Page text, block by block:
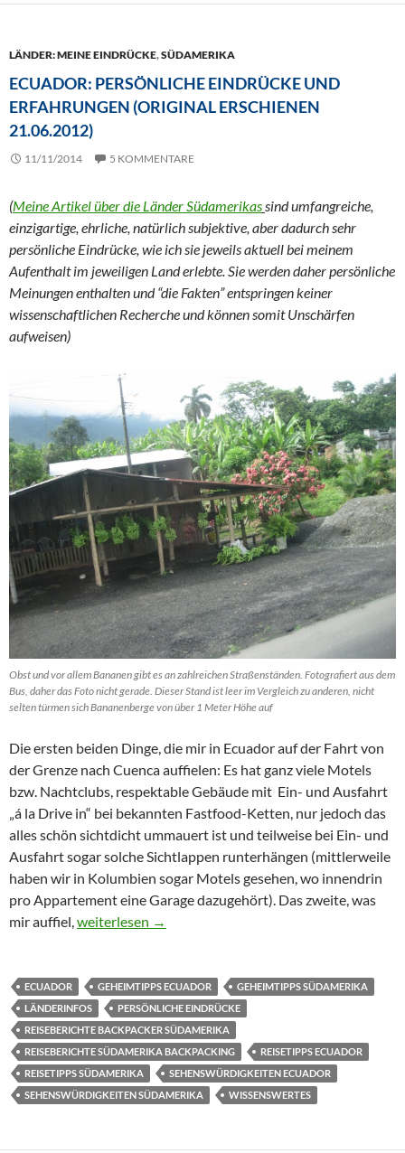
LÄNDER: MEINE EINDRÜCKE,SÜDAMERIKA
ECUADOR: PERSÖNLICHE EINDRÜCKE UND
ERFAHRUNGEN (ORIGINAL ERSCHIENEN
21.06.2012)
11/11/2014 5 KOMMENTARE
(Meine Artikel über die Länder Südamerikas sind umfangreiche,
einzigartige, ehrliche, natürlich subjektive, aber dadurch sehr
persönliche Eindrücke, wie ich sie jeweils aktuell bei meinem
Aufenthalt im jeweiligen Land erlebte. Sie werden daher persönliche
Meinungen enthalten und “die Fakten” entspringen keiner
wissenschaftlichen Recherche und können somit Unschärfen
aufweisen)
Obst und vor allem Bananen gibt es an zahlreichen Straßenständen. Fotografiert aus dem
Bus, daher das Foto nicht gerade. Dieser Stand ist leer im Vergleich zu anderen, nicht
selten türmen sich Bananenberge von über 1 Meter Höhe auf
Die ersten beiden Dinge, die mir in Ecuador auf der Fahrt von
der Grenze nach Cuenca auffielen: Es hat ganz viele Motels
bzw. Nachtclubs, respektable Gebäude mit Ein- und Ausfahrt
„á la Drive in“ bei bekannten Fastfood-Ketten, nur jedoch das
alles schön sichtdicht ummauert ist und teilweise bei Ein- und
Ausfahrt sogar solche Sichtlappen runterhängen (mittlerweile
haben wir in Kolumbien sogar Motels gesehen, wo innendrin
pro Appartement eine Garage dazugehört). Das zweite, was
mir auffiel, Ecuador: Persönliche Eindrücke und Erfahrungen
weiterlesen →
ECUADOR GEHEIMTIPPS ECUADOR
GEHEIMTIPPS SÜDAMERIKA
LÄNDERINFOS
PERSÖNLICHE EINDRÜCKE
REISEBERICHTE BACKPACKER SÜDAMERIKA
REISEBERICHTE SÜDAMERIKA BACKPACKING
REISETIPPS ECUADOR
REISETIPPS SÜDAMERIKA
SEHENSWÜRDIGKEITEN ECUADOR
SEHENSWÜRDIGKEITEN SÜDAMERIKA
WISSENSWERTES